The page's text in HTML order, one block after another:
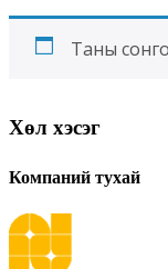
Таны
Хөл хэсэг
Компаний тухай